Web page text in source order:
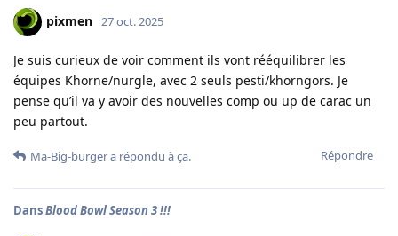
pixmen 27 oct. 2025
Je suis curieux de voir comment ils vont rééquilibrer les
équipes Khorne/nurgle, avec 2 seuls pesti/khorngors. Je
pense qu’il va y avoir des nouvelles comp ou up de carac un
peu partout.
Répondre
Ma-Big-burgera répondu à ça.
DansBlood Bowl Season 3 !!!